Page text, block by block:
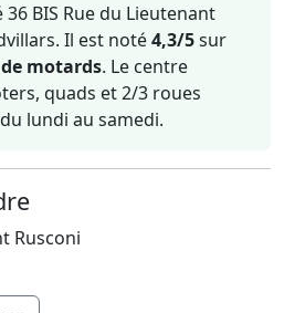
BIS Rue du Lieutenant
Il est noté4,3/5sur
motards. Le centre
quads et 2/3 roues
lundi au samedi.
Rusconi